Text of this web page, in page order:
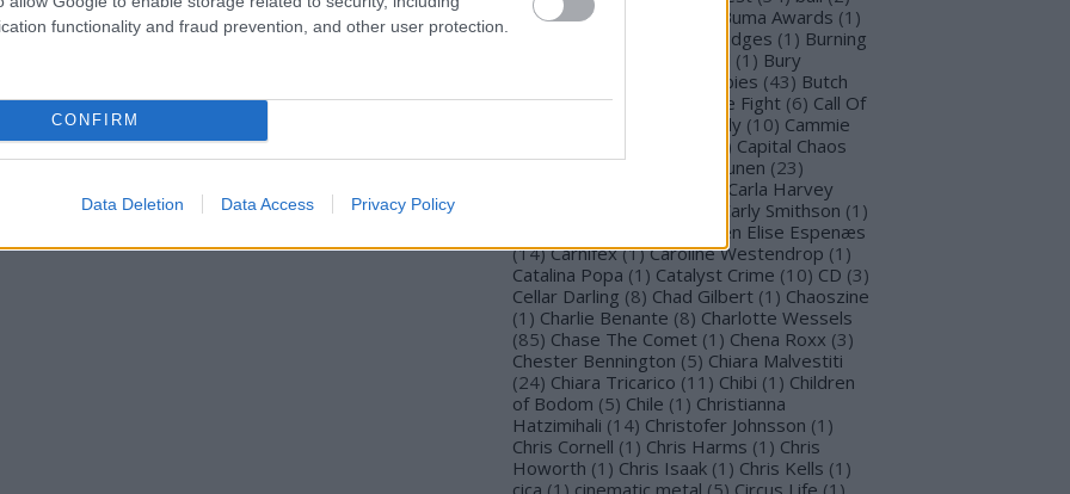
functionality and fraud prevention, and other user protection.
CONFIRM
Data Deletion Data Access Privacy Policy
Bullet for M Valentine
Buma Awards (1 )
Burning Bridges (1 ) Burning
(1 ) Bury
Butcher Babies (43) Butch
Vig (2) Cadaveria Cage Fight (6) Call Of
Cammie Beverly (10) Cammie
) Capital Chaos
TV (1) Capri (1 Capri Virkkunen (23)
Carla Harvey
Carly Smithson (1 )
Carmen Elise Espenæs
(14) Carnifex (1) Caroline Westendrop (1 )
Catalina Popa (1 ) Catalyst Crime (10) CD (3)
Cellar Darling (8) Chad Gilbert (1 ) Chaoszine
(1 ) Charlie Benante (8) Charlotte Wessels
(85) Chase The Comet (1 ) Chena Roxx (3)
Chester Bennington (5) Chiara Malvestiti
(24) Chiara Tricarico (11 ) Chibi (1 ) Children
of Bodom (5) Chile (1 ) Christianna
Hatzimihali (14) Christofer Johnsson (1 )
Chris Cornell (1 ) Chris Harms (1 ) Chris
Howorth (1 ) Chris Isaak (1 ) Chris Kells (1 )
cica (1 ) cinematic metal (5) Circus Life (1 )